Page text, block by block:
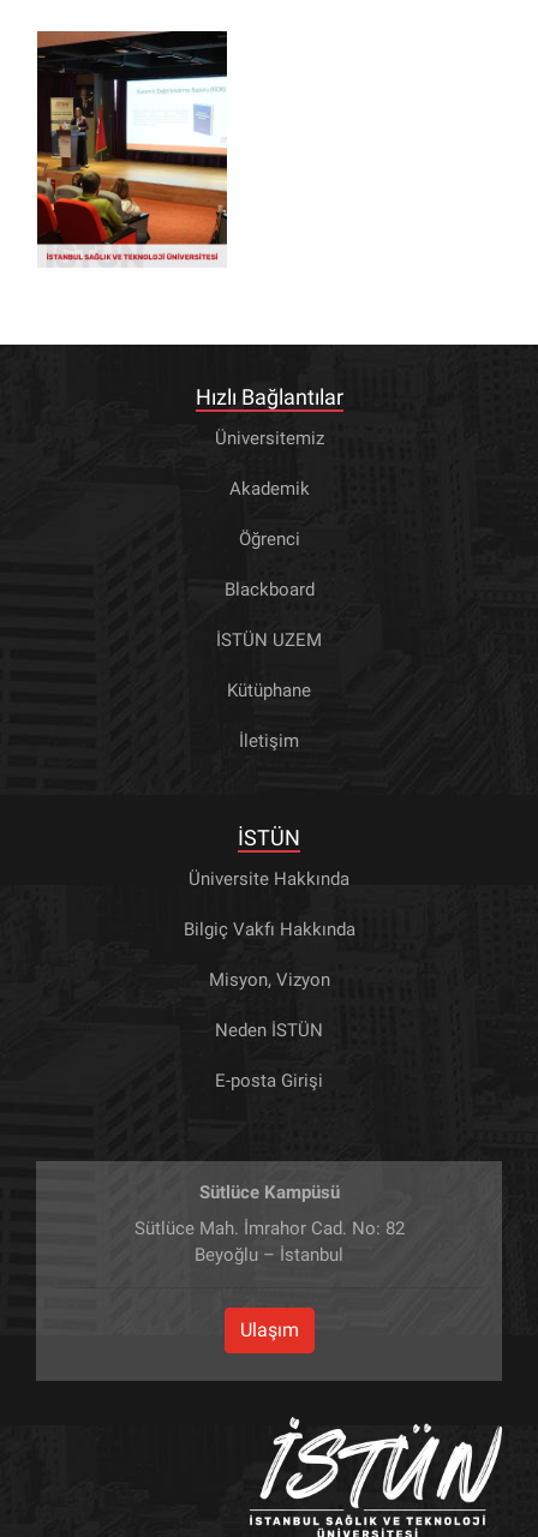
Hızlı Bağlantılar
Üniversitemiz
Akademik
Öğrenci
Blackboard
İSTÜN UZEM
Kütüphane
İletişim
İSTÜN
Üniversite Hakkında
Bilgiç Vakfı Hakkında
Misyon, Vizyon
Neden İSTÜN
E-posta Girişi
Sütlüce Kampüsü
Sütlüce Mah. İmrahor Cad. No: 82
Beyoğlu – İstanbul
Ulaşım